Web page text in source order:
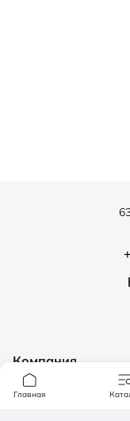
Компания
О компании
Продукция
Главная